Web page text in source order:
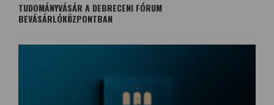
TUDOMÁNYVÁSÁR A DEBRECENI FÓRUM
BEVÁSÁRLÓKÖZPONTBAN